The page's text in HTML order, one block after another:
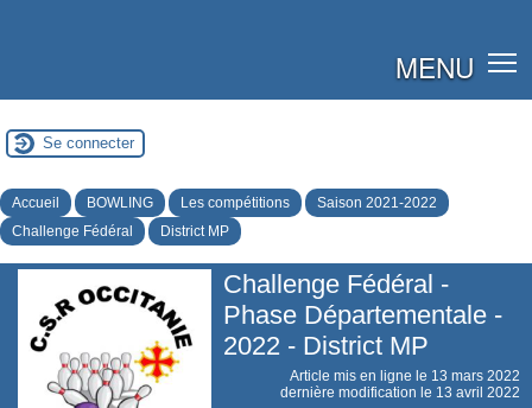
MENU
Se connecter
Accueil BOWLING Les compétitions
Saison 2021-2022
Challenge Fédéral
District MP
Challenge Fédéral -
Phase Départementale -
2022 - District MP
Article mis en ligne le 13 mars 2022
dernière modification le 13 avril 2022